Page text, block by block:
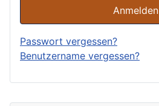
Anmelden
Passwort vergessen?
Benutzername vergessen?